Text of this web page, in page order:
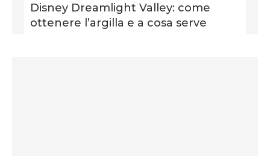
Disney Dreamlight Valley: come
ottenere l’argilla e a cosa serve